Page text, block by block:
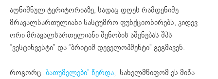
აღნიშნულ ტერიტორიაზე, სადაც დღეს რამდენიმე
მრავალსართულიანი სასტუმრო ფუნქციონირებს, კიდევ
ორი მრავალსართულიანი შენობის აშენებას შპს
“ვესტინვესტი” და “ბრიტიშ დეველოპმენტი” გეგმავენ.
როგორც „ბათუმელები” წერდა, სახელმწიფომ ეს მიწა